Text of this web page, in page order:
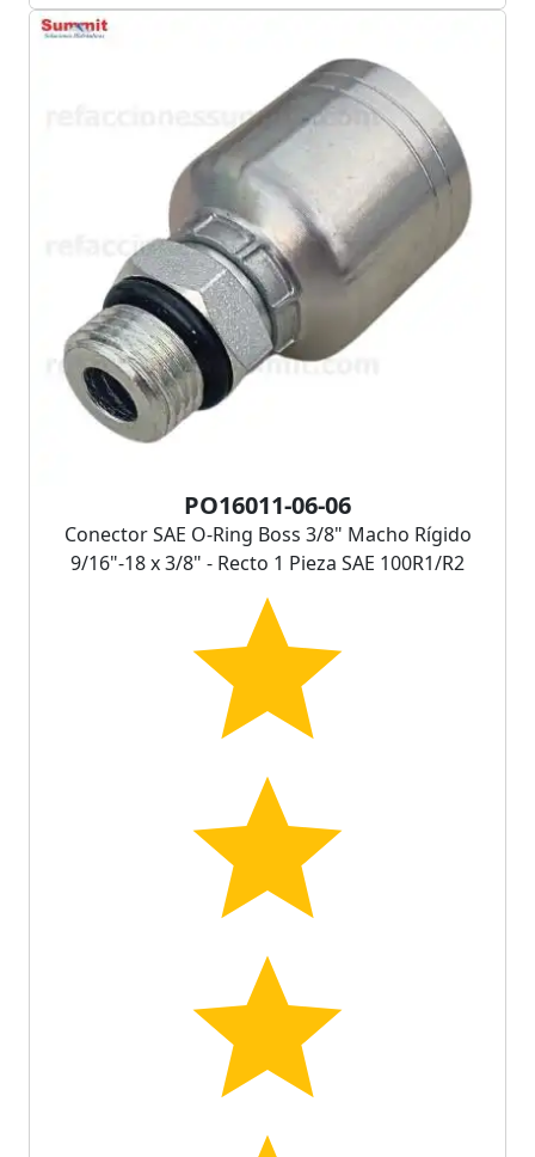
PO16011-06-06
Conector SAE O-Ring Boss 3/8" Macho Rígido
9/16"-18 x 3/8" - Recto 1 Pieza SAE 100R1/R2